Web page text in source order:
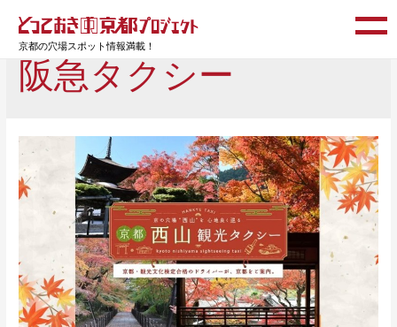
京都の穴場スポット情報満載！
阪急タクシー